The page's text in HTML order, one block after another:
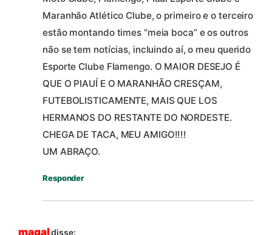
Maranhão Atlético Clube, o primeiro e o terceiro
estão montando times “meia boca” e os outros
não se tem notícias, incluindo aí, o meu querido
Esporte Clube Flamengo. O MAIOR DESEJO É
QUE O PIAUÍ E O MARANHÃO CRESÇAM,
FUTEBOLISTICAMENTE, MAIS QUE LOS
HERMANOS DO RESTANTE DO NORDESTE.
CHEGA DE TACA, MEU AMIGO!!!!
UM ABRAÇO.
Responder
magaldisse: